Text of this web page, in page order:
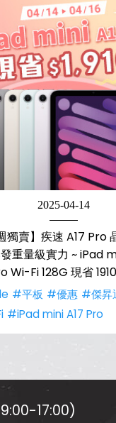
2025-04-14
獨賣】疾速 A17 Pro
重量級實力 ~ iPad
Wi-Fi 128G 現省
#平板 #優惠 #傑昇
#iPad mini A17 Pro
17:00)